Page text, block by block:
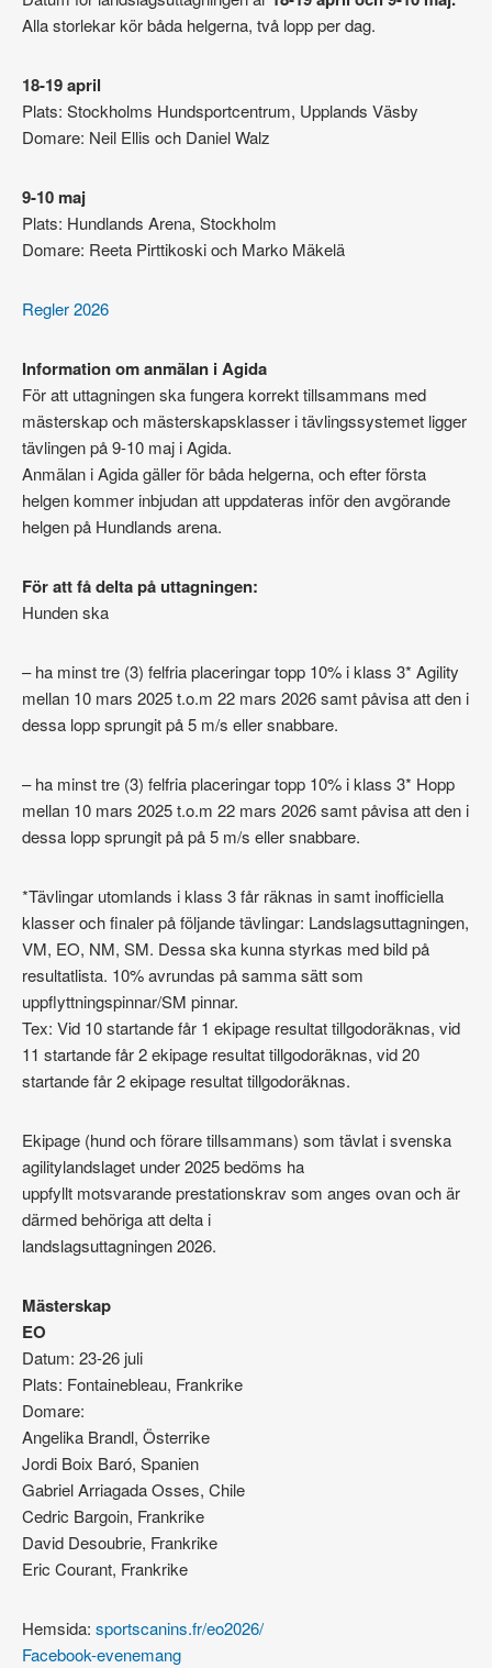
Alla storlekar kör båda helgerna, två lopp per dag.
18-19 april
Plats: Stockholms Hundsportcentrum, Upplands Väsby
Domare: Neil Ellis och Daniel Walz
9-10 maj
Plats: Hundlands Arena, Stockholm
Domare: Reeta Pirttikoski och Marko Mäkelä
Regler 2026
Information om anmälan i Agida
För att uttagningen ska fungera korrekt tillsammans med
mästerskap och mästerskapsklasser i tävlingssystemet ligger
tävlingen på 9-10 maj i Agida.
Anmälan i Agida gäller för båda helgerna, och efter första
helgen kommer inbjudan att uppdateras inför den avgörande
helgen på Hundlands arena.
För att få delta på uttagningen:
Hunden ska
– ha minst tre (3) felfria placeringar topp 10% i klass 3* Agility
mellan 10 mars 2025 t.o.m 22 mars 2026 samt påvisa att den i
dessa lopp sprungit på 5 m/s eller snabbare.
– ha minst tre (3) felfria placeringar topp 10% i klass 3* Hopp
mellan 10 mars 2025 t.o.m 22 mars 2026 samt påvisa att den i
dessa lopp sprungit på på 5 m/s eller snabbare.
*Tävlingar utomlands i klass 3 får räknas in samt inofficiella
klasser och finaler på följande tävlingar: Landslagsuttagningen,
VM, EO, NM, SM. Dessa ska kunna styrkas med bild på
resultatlista. 10% avrundas på samma sätt som
uppflyttningspinnar/SM pinnar.
Tex: Vid 10 startande får 1 ekipage resultat tillgodoräknas, vid
11 startande får 2 ekipage resultat tillgodoräknas, vid 20
startande får 2 ekipage resultat tillgodoräknas.
Ekipage (hund och förare tillsammans) som tävlat i svenska
agilitylandslaget under 2025 bedöms ha
uppfyllt motsvarande prestationskrav som anges ovan och är
därmed behöriga att delta i
landslagsuttagningen 2026.
Mästerskap
EO
Datum: 23-26 juli
Plats: Fontainebleau, Frankrike
Domare:
Angelika Brandl, Österrike
Jordi Boix Baró, Spanien
Gabriel Arriagada Osses, Chile
Cedric Bargoin, Frankrike
David Desoubrie, Frankrike
Eric Courant, Frankrike
Hemsida: sportscanins.fr/eo2026/
Facebook-evenemang